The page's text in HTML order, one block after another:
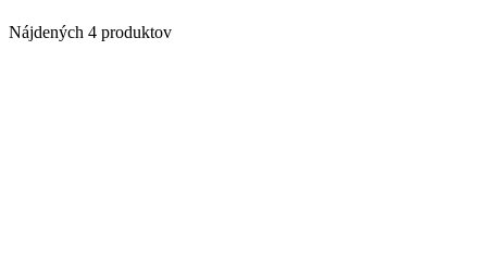
Nájdených 4 produktov